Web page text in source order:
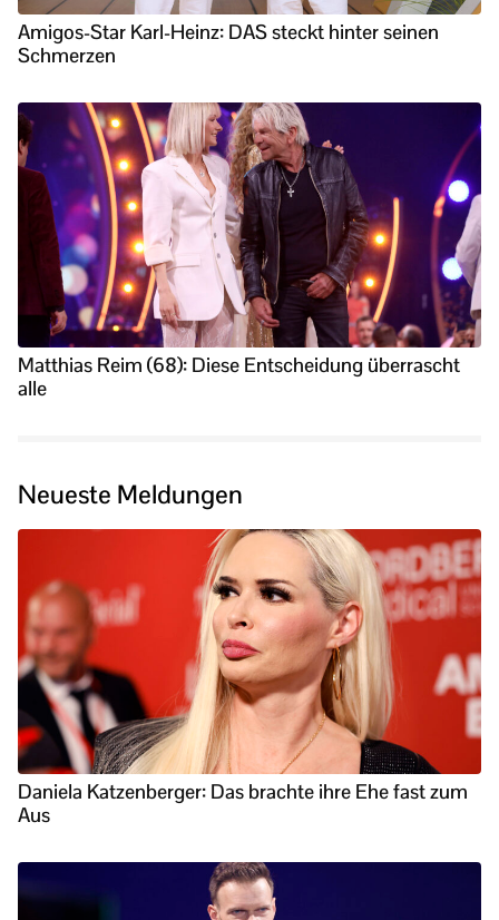
Amigos-Star Karl-Heinz: DAS steckt hinter seinen
Schmerzen
Matthias Reim (68): Diese Entscheidung überrascht
alle
Neueste Meldungen
Daniela Katzenberger: Das brachte ihre Ehe fast zum
Aus